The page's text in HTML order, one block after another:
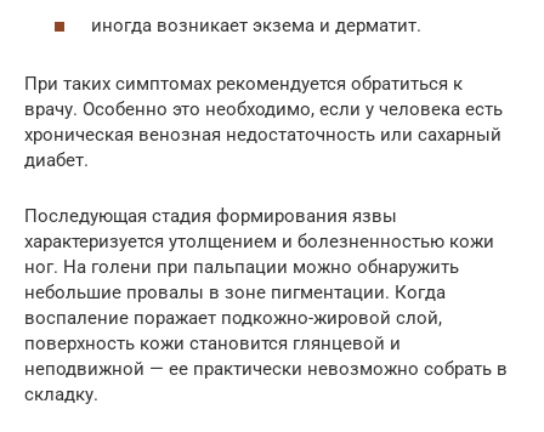
иногда возникает экзема и дерматит.
При таких симптомах рекомендуется обратиться к
врачу. Особенно это необходимо, если у человека есть
хроническая венозная недостаточность или сахарный
диабет.
Последующая стадия формирования язвы
характеризуется утолщением и болезненностью кожи
ног. На голени при пальпации можно обнаружить
небольшие провалы в зоне пигментации. Когда
воспаление поражает подкожно-жировой слой,
поверхность кожи становится глянцевой и
неподвижной — ее практически невозможно собрать в
складку.